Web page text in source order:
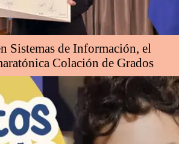
Sistemas de Información, el
Colación de Grados